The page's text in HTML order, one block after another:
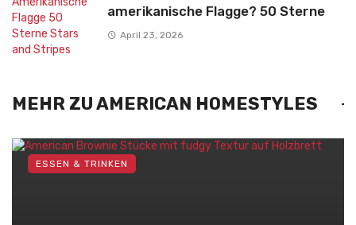
amerikanische Flagge? 50 Sterne
April 23, 2026
MEHR ZU AMERICAN HOMESTYLES
ESSEN & TRINKEN